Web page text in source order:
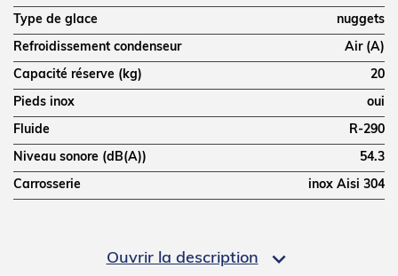
Ouvrir la description 
Type de glace nuggets
Refroidissement condenseur Air (A)
Capacité réserve (kg) 20
Pieds inox oui
Fluide R-290
Niveau sonore (dB(A)) 54.3
Carrosserie inox Aisi 304